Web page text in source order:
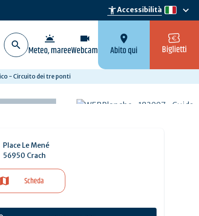
accessibility_newAccessibilità it
keyboard_arrow_down
wb_twilight
Meteo, maree
videocam
Webcam
location_on
Abito qui Biglietti
- Circuito dei tre ponti
Place Le Mené
56950 Crach
Scheda